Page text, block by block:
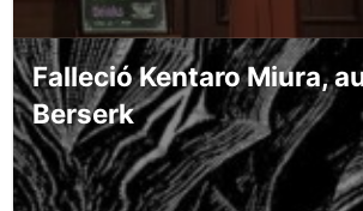
Falleció Kentaro Miura,
Berserk